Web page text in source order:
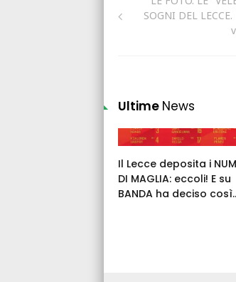
SOGNI DEL
Ultime News
Il Lecce deposita i
DI MAGLIA: eccoli! E su
BANDA ha deciso